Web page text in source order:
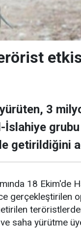
3
İslahiye grubu
getirildiğini
18 Ekim'de
gerçekleştirilen
saha yürütme